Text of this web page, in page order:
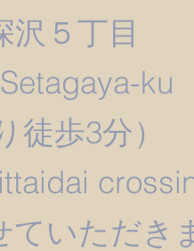
沢５丁目
ku
徒歩3分）
いただき